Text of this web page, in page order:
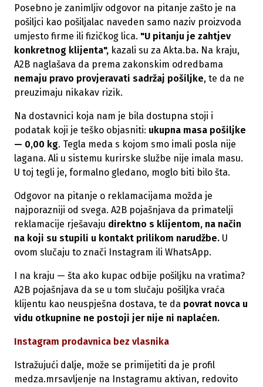
Posebno je zanimljiv odgovor na pitanje zašto je na
pošiljci kao pošiljalac naveden samo naziv proizvoda
umjesto firme ili fizičkog lica. "U pitanju je zahtjev
konkretnog klijenta", kazali su za Akta.ba. Na kraju,
A2B naglašava da prema zakonskim odredbama
nemaju pravo provjeravati sadržaj pošiljke, te da ne
preuzimaju nikakav rizik.
Na dostavnici koja nam je bila dostupna stoji i
podatak koji je teško objasniti: ukupna masa pošiljke
— 0,00 kg. Tegla meda s kojom smo imali posla nije
lagana. Ali u sistemu kurirske službe nije imala masu.
U toj tegli je, formalno gledano, moglo biti bilo šta.
Odgovor na pitanje o reklamacijama možda je
najporazniji od svega. A2B pojašnjava da primatelji
reklamacije rješavaju direktno s klijentom, na način
na koji su stupili u kontakt prilikom narudžbe. U
ovom slučaju to znači Instagram ili WhatsApp.
I na kraju — šta ako kupac odbije pošiljku na vratima?
A2B pojašnjava da se u tom slučaju pošiljka vraća
klijentu kao neuspješna dostava, te da povrat novca u
vidu otkupnine ne postoji jer nije ni naplaćen.
Instagram prodavnica bez vlasnika
Istražujući dalje, može se primijetiti da je profil
medza.mrsavljenje na Instagramu aktivan, redovito